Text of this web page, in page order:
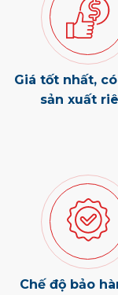
Giá tốt nhất,
sản xuất
Chế độ bảo